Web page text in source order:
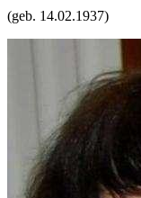
(geb. 14.02.1937)